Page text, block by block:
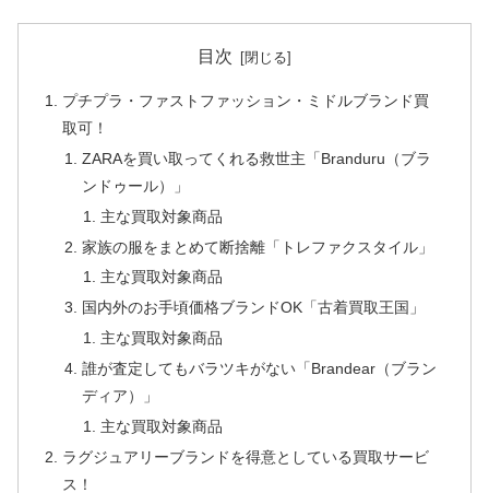
目次
プチプラ・ファストファッション・ミドルブランド買
取可！
ZARAを買い取ってくれる救世主「Branduru（ブラ
ンドゥール）」
主な買取対象商品
家族の服をまとめて断捨離「トレファクスタイル」
主な買取対象商品
国内外のお手頃価格ブランドOK「古着買取王国」
主な買取対象商品
誰が査定してもバラツキがない「Brandear（ブラン
ディア）」
主な買取対象商品
ラグジュアリーブランドを得意としている買取サービ
ス！